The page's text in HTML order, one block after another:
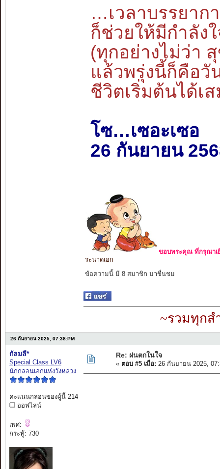
…เวลาบรรยาก
ก็ช่วยให้มีกำลัง
(ทุกอย่างไม่ว่า
แล้วพรุ่งนี้ก็คือ
ชีวิตเริ่มต้นได้เ
โซ…เซอะเซอ
26 กันยายน
ขอบพระคุณ ที่กรุณาเ
ระนาดเอก
ข้อความนี้ มี 8 สมาชิก มาชื่นชม
~รวมทุกส
26 กันยายน 2025, 07:38:PM
กัลมลี*
Special Class LV6
นักกลอนเอกแห่งวังหลวง
คะแนนกลอนของผู้นี้ 214
ออฟไลน์
เพศ:
กระทู้: 730
Re: ฝนตกในใจ
« ตอบ #5 เมื่อ: 26 กันยายน 2025,